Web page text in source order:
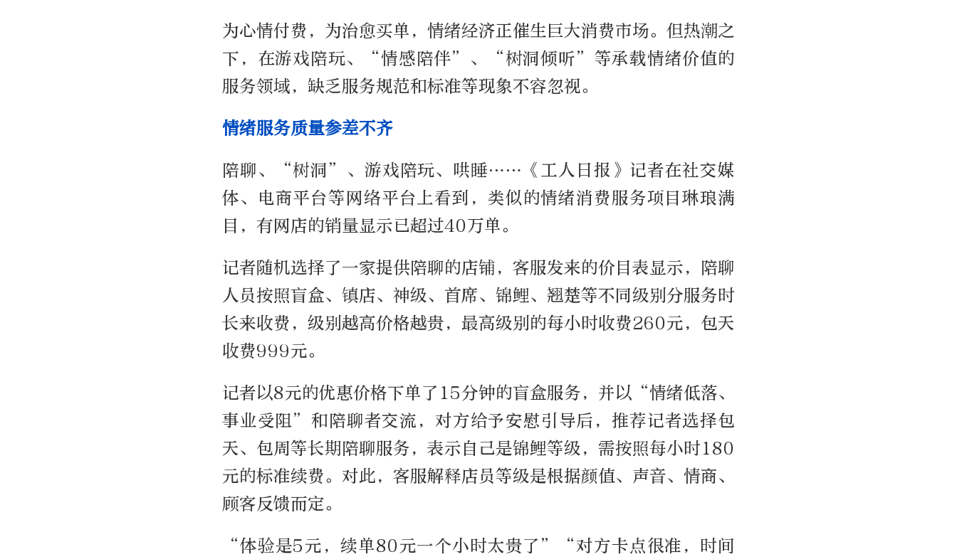
为心情付费，为治愈买单，情绪经济正催生巨大消费市场。但热潮之
下，在游戏陪玩、“情感陪伴”、“树洞倾听”等承载情绪价值的
服务领域，缺乏服务规范和标准等现象不容忽视。
情绪服务质量参差不齐
陪聊、“树洞”、游戏陪玩、哄睡……《工人日报》记者在社交媒
体、电商平台等网络平台上看到，类似的情绪消费服务项目琳琅满
目，有网店的销量显示已超过40万单。
记者随机选择了一家提供陪聊的店铺，客服发来的价目表显示，陪聊
人员按照盲盒、镇店、神级、首席、锦鲤、翘楚等不同级别分服务时
长来收费，级别越高价格越贵，最高级别的每小时收费260元，包天
收费999元。
记者以8元的优惠价格下单了15分钟的盲盒服务，并以“情绪低落、
事业受阻”和陪聊者交流，对方给予安慰引导后，推荐记者选择包
天、包周等长期陪聊服务，表示自己是锦鲤等级，需按照每小时180
元的标准续费。对此，客服解释店员等级是根据颜值、声音、情商、
顾客反馈而定。
“体验是5元，续单80元一个小时太贵了”“对方卡点很准，时间